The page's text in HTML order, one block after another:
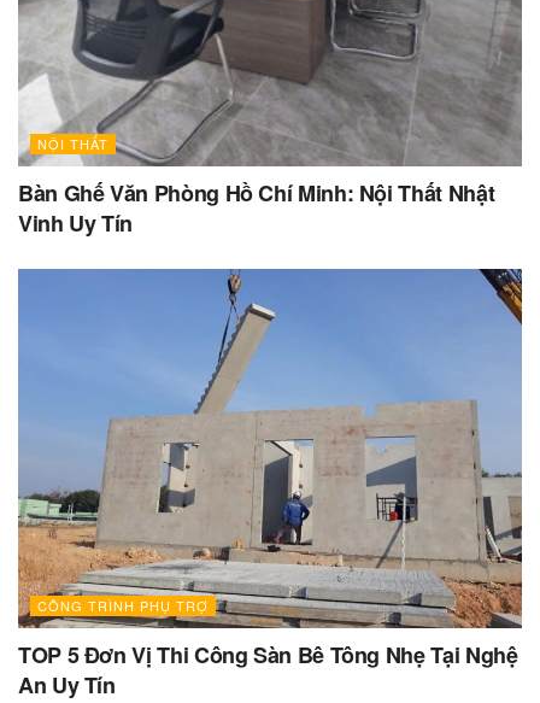
NỘI THẤT
Bàn Ghế Văn Phòng Hồ Chí Minh: Nội Thất Nhật
Vinh Uy Tín
CÔNG TRÌNH PHỤ TRỢ
TOP 5 Đơn Vị Thi Công Sàn Bê Tông Nhẹ Tại Nghệ
An Uy Tín